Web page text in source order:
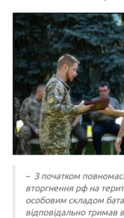
– З початком
вторгнення рф на
особовим складом
відповідально тримав